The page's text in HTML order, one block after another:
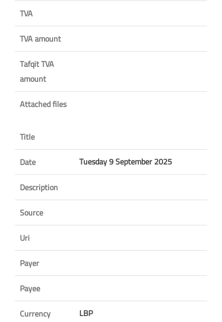
TVA
TVA amount
Tafqit TVA
amount
Attached files
Title
Date
Tuesday 9 September 2025
Description
Source
Uri
Payer
Payee
Currency
LBP